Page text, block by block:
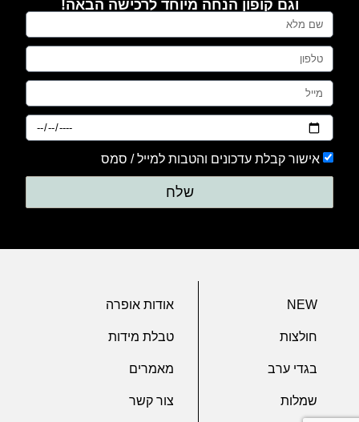
וגם קופון הנחה מיוחד לרכישה הבאה!
אישור קבלת עדכונים והטבות למייל / סמס
שלח
NEW
חולצות
בגדי ערב
שמלות
אודות אופרה
טבלת מידות
מאמרים
צור קשר